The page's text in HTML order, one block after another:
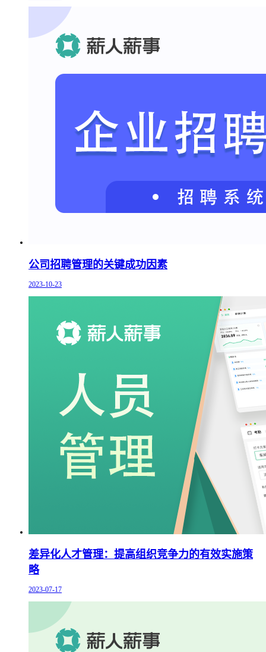
公司招聘管理的关键成功因素
2023-10-23
差异化人才管理：提高组织竞争力的有效实施策
略
2023-07-17